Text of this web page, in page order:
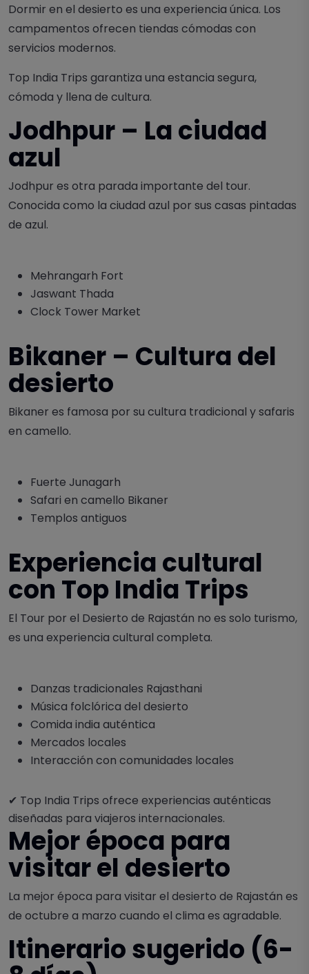
Dormir en el desierto es una experiencia única. Los
campamentos ofrecen tiendas cómodas con
servicios modernos.
Top India Trips garantiza una estancia segura,
cómoda y llena de cultura.
Jodhpur – La ciudad
azul
Jodhpur es otra parada importante del tour.
Conocida como la ciudad azul por sus casas pintadas
de azul.
Mehrangarh Fort
Jaswant Thada
Clock Tower Market
Bikaner – Cultura del
desierto
Bikaner es famosa por su cultura tradicional y safaris
en camello.
Fuerte Junagarh
Safari en camello Bikaner
Templos antiguos
Experiencia cultural
con Top India Trips
El Tour por el Desierto de Rajastán no es solo turismo,
es una experiencia cultural completa.
Danzas tradicionales Rajasthani
Música folclórica del desierto
Comida india auténtica
Mercados locales
Interacción con comunidades locales
✔ Top India Trips ofrece experiencias auténticas
diseñadas para viajeros internacionales.
Mejor época para
visitar el desierto
La mejor época para visitar el desierto de Rajastán es
de octubre a marzo cuando el clima es agradable.
Itinerario sugerido (6-